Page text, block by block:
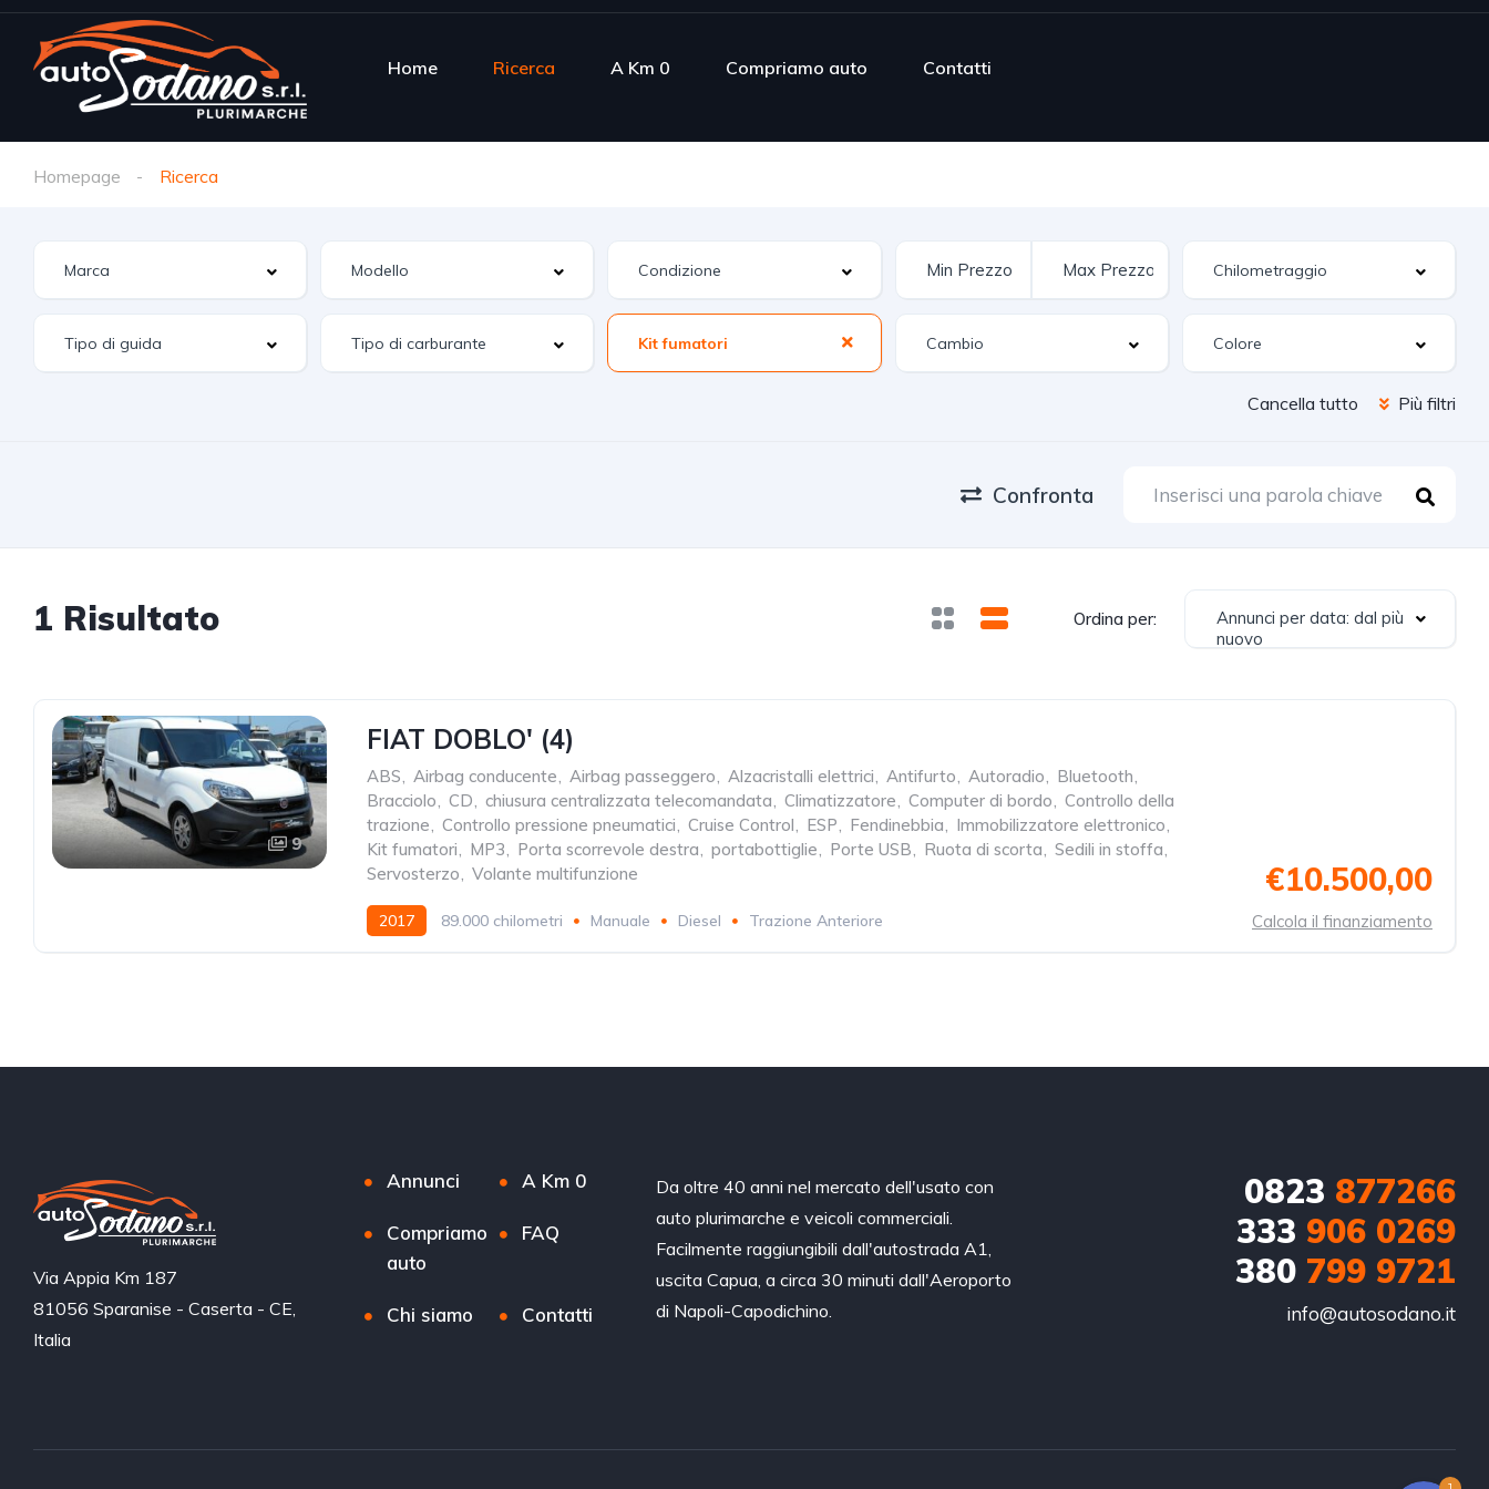
Home Ricerca A Km 0 Compriamo auto Contatti
Homepage Ricerca
Kit fumatori
Cancella tutto Più filtri
Confronta
1 Risultato Ordina per:
Annunci per data: dal più
nuovo
9
FIAT DOBLO' (4)
ABS, Airbag conducente, Airbag passeggero, Alzacristalli elettrici, Antifurto, Autoradio, Bluetooth,
Bracciolo, CD, chiusura centralizzata telecomandata, Climatizzatore, Computer di bordo, Controllo della
trazione, Controllo pressione pneumatici, Cruise Control, ESP, Fendinebbia, Immobilizzatore elettronico,
Kit fumatori, MP3, Porta scorrevole destra, portabottiglie, Porte USB, Ruota di scorta, Sedili in stoffa,
Servosterzo, Volante multifunzione
2017 89.000 chilometri Manuale Diesel Trazione Anteriore
€10.500,00
Calcola il finanziamento
Via Appia Km 187
81056 Sparanise - Caserta - CE,
Italia
Annunci A Km 0
Compriamo
auto
FAQ
Chi siamo Contatti
Da oltre 40 anni nel mercato dell'usato con
auto plurimarche e veicoli commerciali.
Facilmente raggiungibili dall'autostrada A1,
uscita Capua, a circa 30 minuti dall'Aeroporto
di Napoli-Capodichino.
0823 877266
333 906 0269
380799 9721
info@autosodano.it